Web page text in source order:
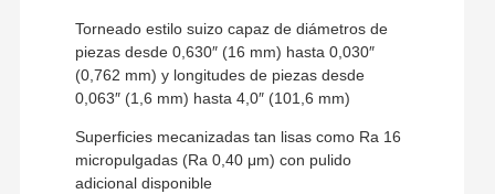
Torneado estilo suizo capaz de diámetros de
piezas desde 0,630″ (16 mm) hasta 0,030″
(0,762 mm) y longitudes de piezas desde
0,063″ (1,6 mm) hasta 4,0″ (101,6 mm)
Superficies mecanizadas tan lisas como Ra 16
micropulgadas (Ra 0,40 μm) con pulido
adicional disponible